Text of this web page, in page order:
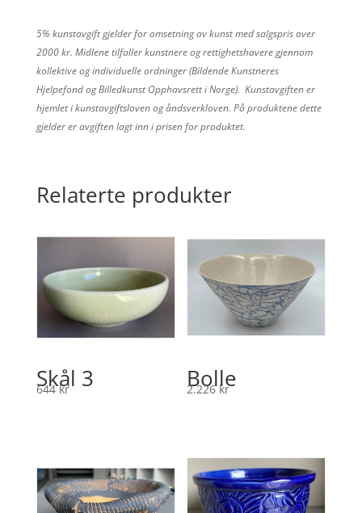
5% kunstavgift gjelder for omsetning av kunst med salgspris over
2000 kr. Midlene tilfaller kunstnere og rettighetshavere gjennom
kollektive og individuelle ordninger (Bildende Kunstneres
Hjelpefond og Billedkunst Opphavsrett i Norge). Kunstavgiften er
hjemlet i kunstavgiftsloven og åndsverkloven. På produktene dette
gjelder er avgiften lagt inn i prisen for produktet.
Relaterte produkter
Skål 3
644kr Bolle
2.226kr